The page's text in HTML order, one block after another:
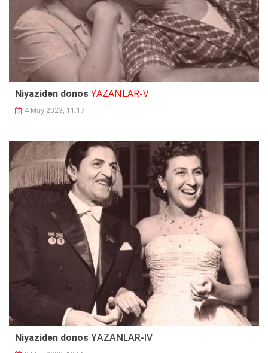
Niyazidən donos YAZANLAR-V
4 May 2023, 11:17
Niyazidən donos YAZANLAR-IV